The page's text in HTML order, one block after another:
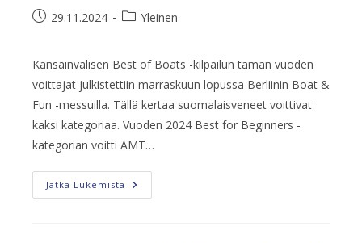
Artikkeli29.11.2024
Artikkelin
Yleinen
Kansainvälisen Best of Boats -kilpailun tämän vuoden
voittajat julkistettiin marraskuun lopussa Berliinin Boat &
Fun -messuilla. Tällä kertaa suomalaisveneet voittivat
kaksi kategoriaa. Vuoden 2024 Best for Beginners -
kategorian voitti AMT…
Jatka Lukemista Best
Of